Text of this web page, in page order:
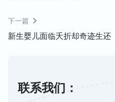
心想：怪不得女儿担心我
原来化疗这么可怕啊！唉
是一根独木桥，贪生怕死
行。人有胆怯害怕的意念
下一篇
新生婴儿面临夭折却奇迹生还
联系我们：